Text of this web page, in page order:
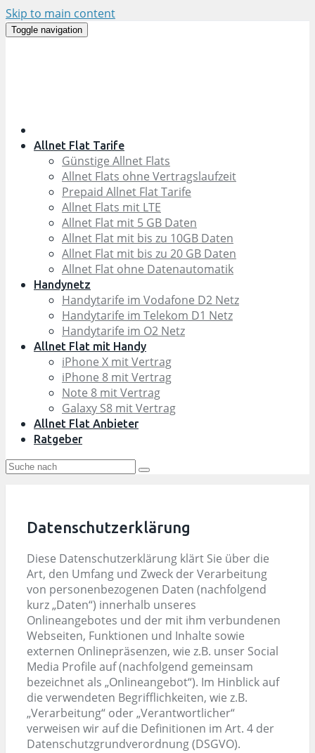
Skip to main content
Toggle navigation
Allnet Flat Tarife
Günstige Allnet Flats
Allnet Flats ohne Vertragslaufzeit
Prepaid Allnet Flat Tarife
Allnet Flats mit LTE
Allnet Flat mit 5 GB Daten
Allnet Flat mit bis zu 10GB Daten
Allnet Flat mit bis zu 20 GB Daten
Allnet Flat ohne Datenautomatik
Handynetz
Handytarife im Vodafone D2 Netz
Handytarife im Telekom D1 Netz
Handytarife im O2 Netz
Allnet Flat mit Handy
iPhone X mit Vertrag
iPhone 8 mit Vertrag
Note 8 mit Vertrag
Galaxy S8 mit Vertrag
Allnet Flat Anbieter
Ratgeber
Datenschutzerklärung
Diese Datenschutzerklärung klärt Sie über die
Art, den Umfang und Zweck der Verarbeitung
von personenbezogenen Daten (nachfolgend
kurz „Daten“) innerhalb unseres
Onlineangebotes und der mit ihm verbundenen
Webseiten, Funktionen und Inhalte sowie
externen Onlinepräsenzen, wie z.B. unser Social
Media Profile auf (nachfolgend gemeinsam
bezeichnet als „Onlineangebot“). Im Hinblick auf
die verwendeten Begrifflichkeiten, wie z.B.
„Verarbeitung“ oder „Verantwortlicher“
verweisen wir auf die Definitionen im Art. 4 der
Datenschutzgrundverordnung (DSGVO).